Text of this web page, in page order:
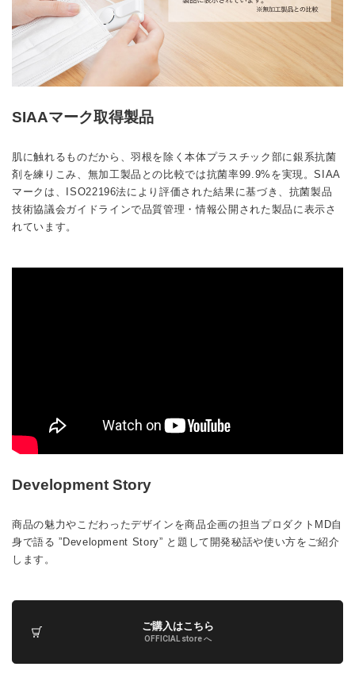
SIAAマーク取得製品
肌に触れるものだから、羽根を除く本体プラスチック部に銀系抗菌
剤を練りこみ、無加工製品との比較では抗菌率99.9%を実現。SIAA
マークは、ISO22196法により評価された結果に基づき、抗菌製品
技術協議会ガイドラインで品質管理・情報公開された製品に表示さ
れています。
Development Story
商品の魅力やこだわったデザインを商品企画の担当プロダクトMD自
身で語る ”Development Story” と題して開発秘話や使い方をご紹介
します。
ご購入はこちら
OFFICIAL store へ